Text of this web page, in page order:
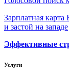
Зарплатная
и застой на западе
Эффективные
Услуги